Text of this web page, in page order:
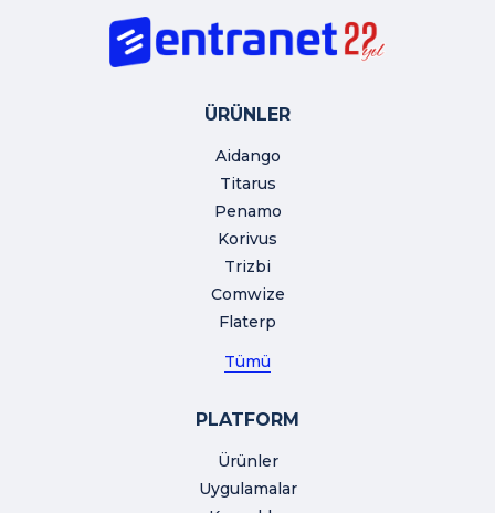
ÜRÜNLER
Aidango
Titarus
Penamo
Korivus
Trizbi
Comwize
Flaterp
Tümü
PLATFORM
Ürünler
Uygulamalar